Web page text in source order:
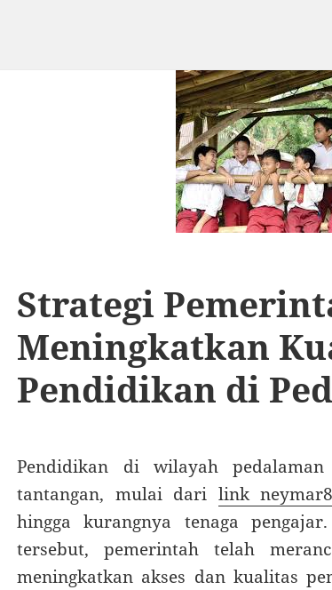
Strategi
Meningkatkan
Pendidikan di
Pendidikan di wilayah
tantangan, mulai dari link
hingga kurangnya tenaga
tersebut, pemerintah telah
meningkatkan akses dan kualitas